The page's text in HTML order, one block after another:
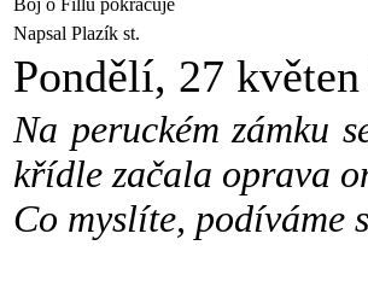
Boj o Fillu pokračuje
Napsal Plazík st.
Pondělí, 27
Na peruckém zámku
křídle začala oprava
Co myslíte, podíváme